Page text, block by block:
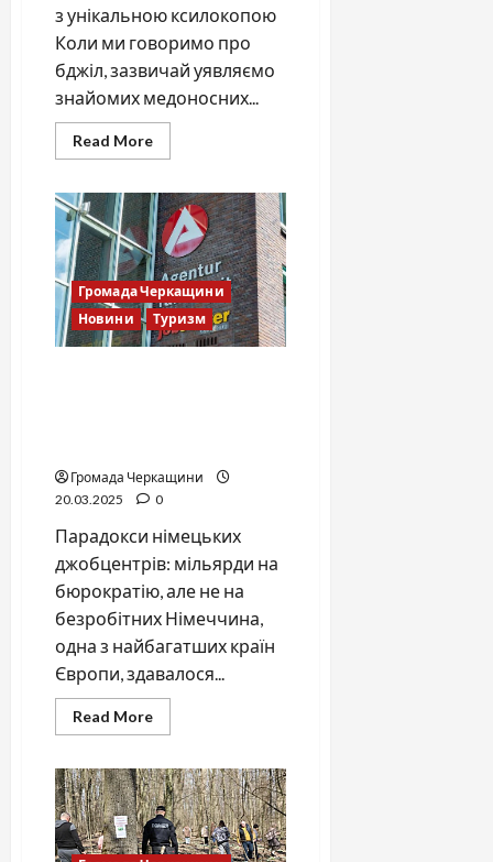
з унікальною ксилокопою
Коли ми говоримо про
бджіл, зазвичай уявляємо
знайомих медоносних...
Read MoreRead
more
що
будує
тунелі:
незвичайна
мешканка
українських
лісів
Громада Черкащини
Новини
Туризм
Громада Черкащини
20.03.2025
0
Парадокси німецьких
джобцентрів: мільярди на
бюрократію, але не на
безробітних Німеччина,
одна з найбагатших країн
Європи, здавалося...
Read MoreRead
more
Німеччини:
мільярди
на
бюрократію
замість
допомоги